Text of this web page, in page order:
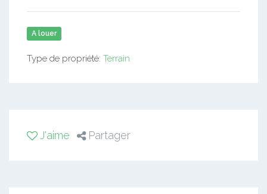
A louer
Type de propriété: Terrain
J'aime Partager